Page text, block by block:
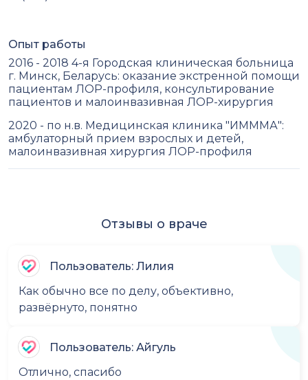
Опыт работы
2016 - 2018 4-я Городская клиническая больница
г. Минск, Беларусь: оказание экстренной помощи
пациентам ЛОР-профиля, консультирование
пациентов и малоинвазивная ЛОР-хирургия
2020 - по н.в. Медицинская клиника "ИМММА":
амбулаторный прием взрослых и детей,
малоинвазивная хирургия ЛОР-профиля
Отзывы о враче
Пользователь: Лилия
Как обычно все по делу, объективно,
развёрнуто, понятно
Пользователь: Айгуль
Отлично, спасибо